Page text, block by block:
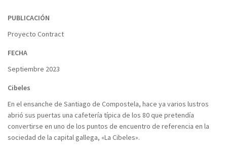
PUBLICACIÓN
Proyecto Contract
FECHA
Septiembre 2023
Cibeles
En el ensanche de Santiago de Compostela, hace ya varios lustros
abrió sus puertas una cafetería típica de los 80 que pretendía
convertirse en uno de los puntos de encuentro de referencia en la
sociedad de la capital gallega, «La Cibeles».